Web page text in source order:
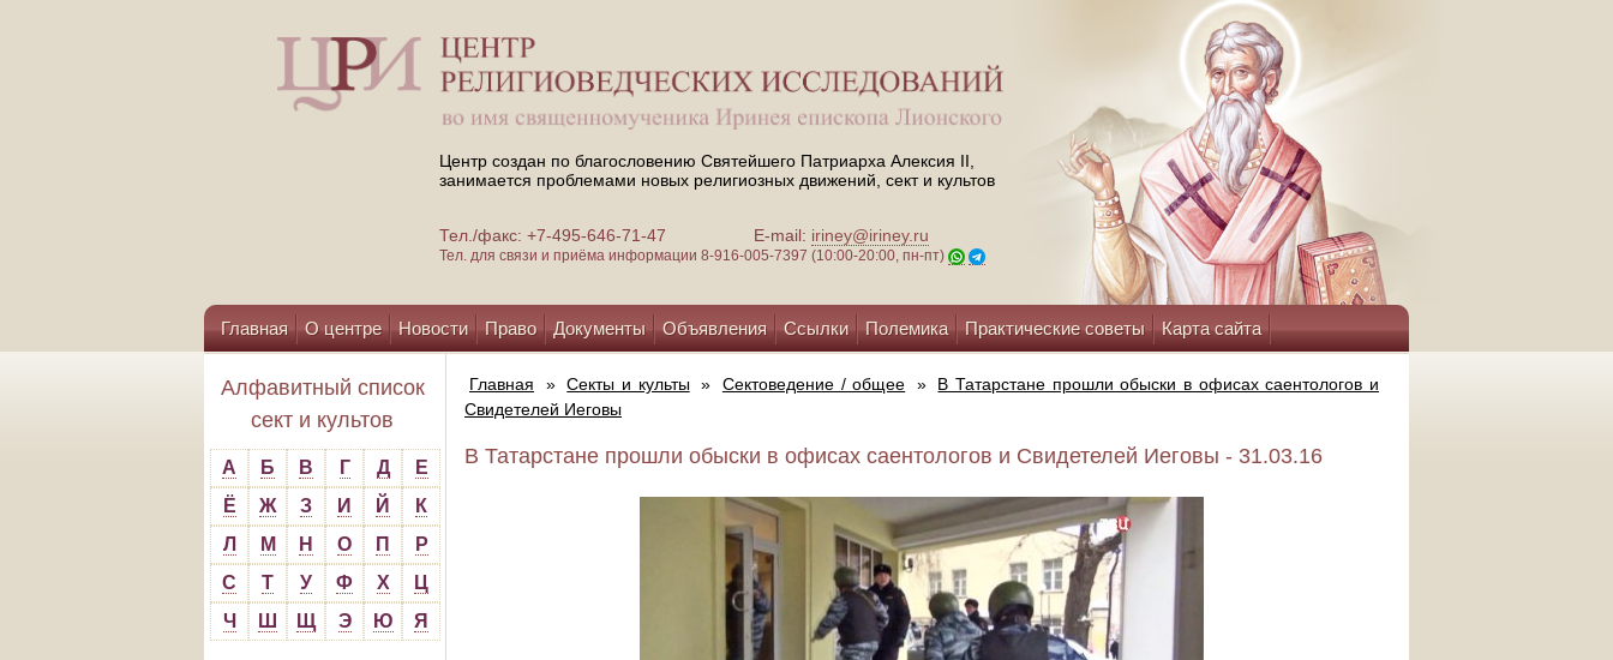
Центр создан по благословению Святейшего Патриарха Алексия II,
занимается проблемами новых религиозных движений, сект и культов
Тел./факс: +7-495-646-71-47 E-mail: iriney@iriney.ru
Тел. для связи и приёма информации 8-916-005-7397 (10:00-20:00, пн-пт)
Главная О центре Новости Право Документы Объявления Ссылки Полемика Практические советы Карта сайта
Помощь центру
Алфавитный список
сект и культов
А Б В Г Д
Е
Ё
Ж З И Й
К
Л
М Н О П
Р
С
Т У Ф Х
Ц
Ч
Ш Щ Э Ю Я
Главная » Секты и культы » Сектоведение / общее »
В Татарстане прошли обыски в офисах саентологов и
Свидетелей Иеговы
В Татарстане прошли обыски в офисах саентологов и Свидетелей Иеговы - 31.03.16